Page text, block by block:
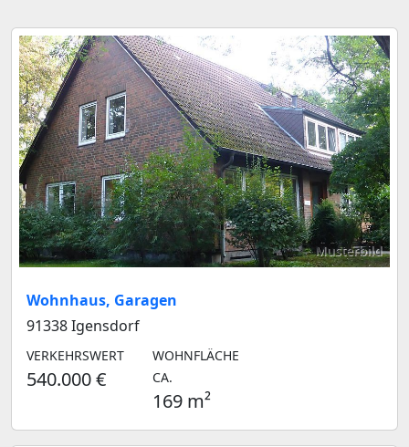
Musterbild
Wohnhaus, Garagen
91338 Igensdorf
VERKEHRSWERT
540.000 €
WOHNFLÄCHE
CA.
169 m²